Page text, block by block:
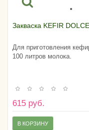
Закваска KEFIR
Для приготовления
100 литров молока.
615 руб.
В КОРЗИНУ